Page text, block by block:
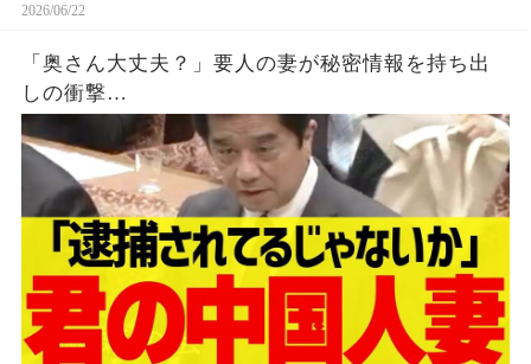
2026/06/22
「奥さん大丈夫？」要人の妻が秘密情報を持ち出
しの衝撃…